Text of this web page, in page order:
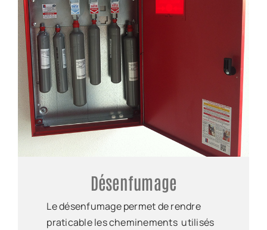
Désenfumage
Le désenfumage permet de rendre
praticable les cheminements utilisés